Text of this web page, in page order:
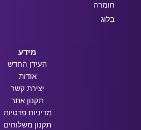
חומרה
בלוג
מידע
העידן החדש
אודות
יצירת קשר
תקנון אתר
מדיניות פרטיות
תקנון משלוחים